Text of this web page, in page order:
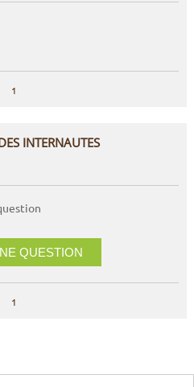
1
INTERNAUTES
QUESTION
1